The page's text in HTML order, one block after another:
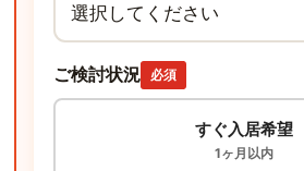
ご検討状況 必須
すぐ入居希望
1ヶ月以内